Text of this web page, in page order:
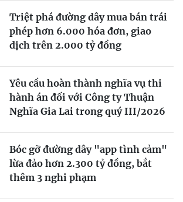
Triệt phá đường dây mua bán trái
phép hơn 6.000 hóa đơn, giao
dịch trên 2.000 tỷ đồng
Yêu cầu hoàn thành nghĩa vụ thi
hành án đối với Công ty Thuận
Nghĩa Gia Lai trong quý III/2026
Bóc gỡ đường dây "app tình cảm"
lừa đảo hơn 2.300 tỷ đồng, bắt
thêm 3 nghi phạm